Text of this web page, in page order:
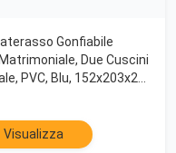
Gonfiabile
Due Cuscini
PVC, Blu, 152x203x25
Visualizza